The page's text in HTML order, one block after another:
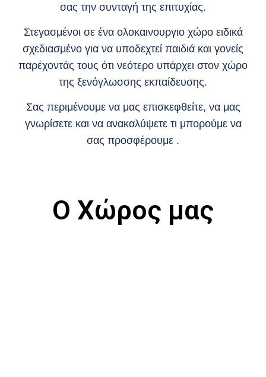
σας την συνταγή της επιτυχίας.
Στεγασμένοι σε ένα ολοκαινουργιο χώρο ειδικά
σχεδιασμένο για να υποδεχτεί παιδιά και γονείς
παρέχοντάς τους ότι νεότερο υπάρχει στον χώρο
της ξενόγλωσσης εκπαίδευσης.
Σας περιμένουμε να μας επισκεφθείτε, να μας
γνωρίσετε και να ανακαλύψετε τι μπορούμε να
σας προσφέρουμε .
Ο Χώρος μας